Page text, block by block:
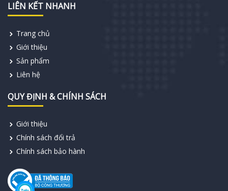
LIÊN KẾT NHANH
Trang chủ
Giới thiệu
Sản phẩm
Liên hệ
QUY ĐỊNH & CHÍNH SÁCH
Giới thiệu
Chính sách đổi trả
Chính sách bảo hành